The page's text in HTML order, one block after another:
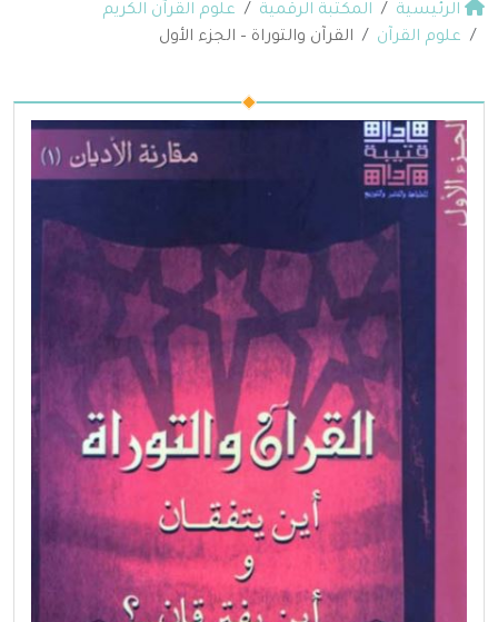
الرئيسية المكتبة الرقمية
علوم القرآن الكريم
علوم القرآن
القرآن والتوراة – الجزء الأول